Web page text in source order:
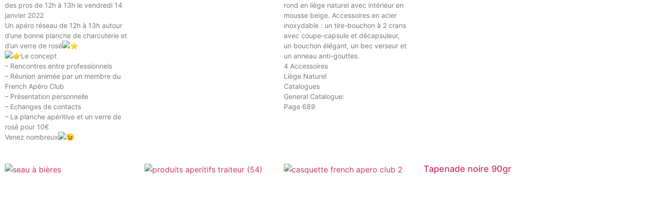
des pros de 12h à 13h le vendredi 14
janvier 2022
Un apéro réseau de 12h à 13h autour
d’une bonne planche de charcuterie et
d’un verre de rosé
Le concept
– Rencontres entre professionnels
– Réunion animée par un membre du
French Apéro Club
– Présentation personnelle
– Echanges de contacts
– La planche apéritive et un verre de
rosé pour 10€
Venez nombreux
rond en liège naturel avec intérieur en
mousse beige. Accessoires en acier
inoxydable : un tire-bouchon à 2 crans
avec coupe-capsule et décapsuleur,
un bouchon élégant, un bec verseur et
un anneau anti-gouttes.
4 Accessoires
Liège Naturel
Catalogues
General Catalogue:
Page 689
Tapenade noire 90gr